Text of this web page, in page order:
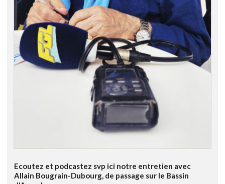
Ecoutez et podcastez svp ici notre entretien avec
Allain Bougrain-Dubourg, de passage sur le Bassin